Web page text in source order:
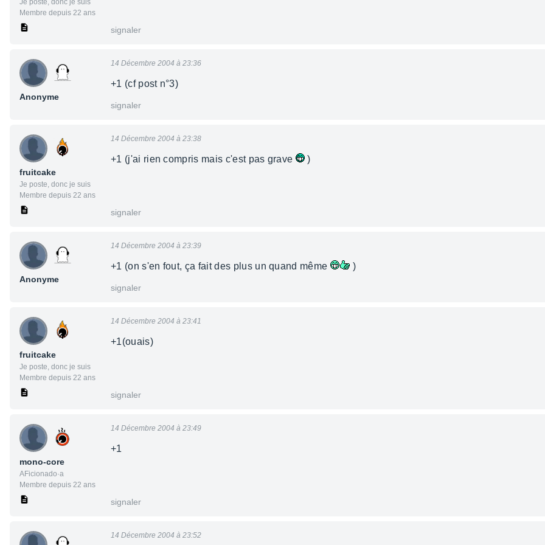
Je poste, donc je suis
Membre depuis 22 ans
signaler
Anonyme
14 Décembre 2004 à 23:36
+1 (cf post n°3)
signaler
fruitcake
Je poste, donc je suis
Membre depuis 22 ans
14 Décembre 2004 à 23:38
+1 (j'ai rien compris mais c'est pas grave )
signaler
Anonyme
14 Décembre 2004 à 23:39
+1 (on s'en fout, ça fait des plus un quand même )
signaler
fruitcake
Je poste, donc je suis
Membre depuis 22 ans
14 Décembre 2004 à 23:41
+1(ouais)
signaler
mono-core
AFicionado·a
Membre depuis 22 ans
14 Décembre 2004 à 23:49
+1
signaler
14 Décembre 2004 à 23:52